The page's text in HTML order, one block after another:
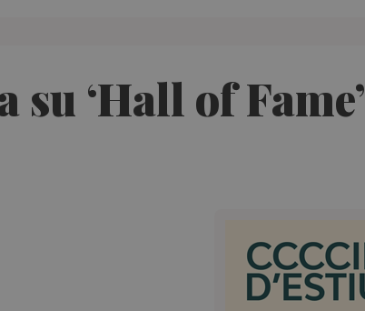
‘Hall of Fame’